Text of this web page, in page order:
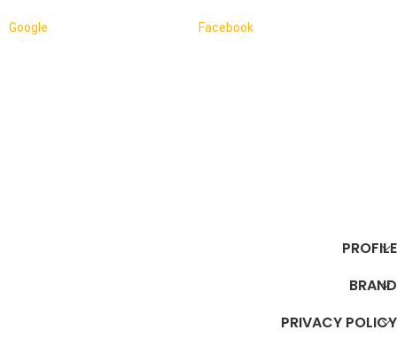
Facebook
Google
PROFILE
BRAND
PRIVACY POLICY